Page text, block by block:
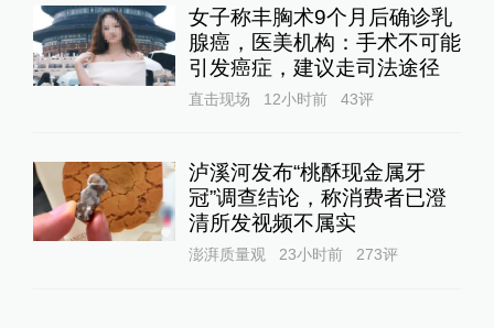
女子称丰胸术9个月后确诊乳
腺癌，医美机构：手术不可能
引发癌症，建议走司法途径
直击现场 12小时前 43评
泸溪河发布“桃酥现金属牙
冠”调查结论，称消费者已澄
清所发视频不属实
澎湃质量观 23小时前 273评